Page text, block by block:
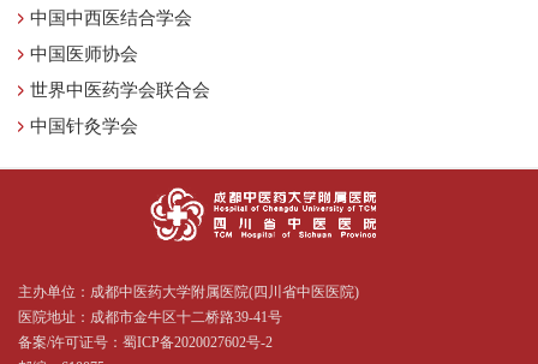
中国中西医结合学会
中国医师协会
世界中医药学会联合会
中国针灸学会
主办单位：成都中医药大学附属医院(四川省中医医院)
医院地址：成都市金牛区十二桥路39-41号
备案/许可证号： 蜀ICP备2020027602号-2